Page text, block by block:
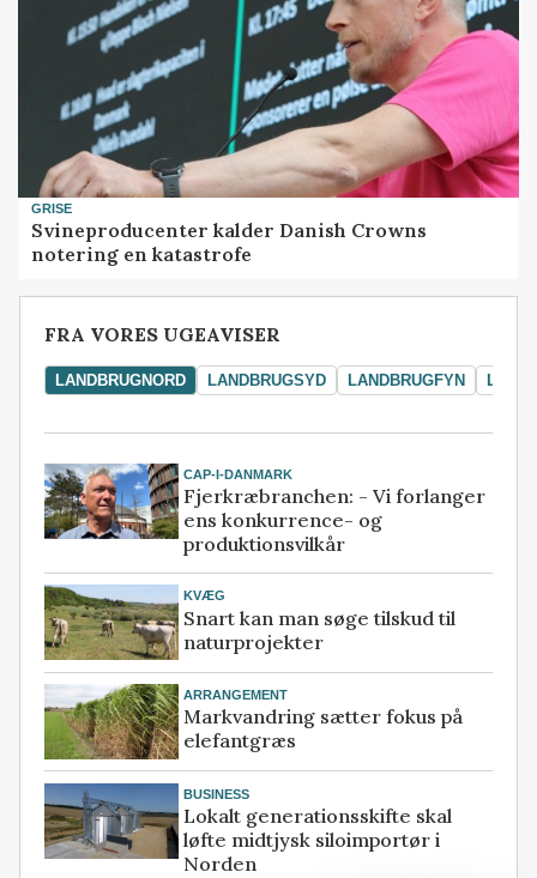
GRISE
Svineproducenter kalder Danish Crowns
notering en katastrofe
FRA VORES UGEAVISER
LANDBRUGNORD LANDBRUGSYD LANDBRUGFYN
CAP-I-DANMARK
Fjerkræbranchen: - Vi forlanger
ens konkurrence- og
produktionsvilkår
KVÆG
Snart kan man søge tilskud til
naturprojekter
ARRANGEMENT
Markvandring sætter fokus på
elefantgræs
BUSINESS
Lokalt generationsskifte skal
løfte midtjysk siloimportør i
Norden